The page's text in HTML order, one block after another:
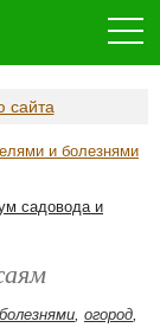
сайта
и болезнями
садовода и
, огород,